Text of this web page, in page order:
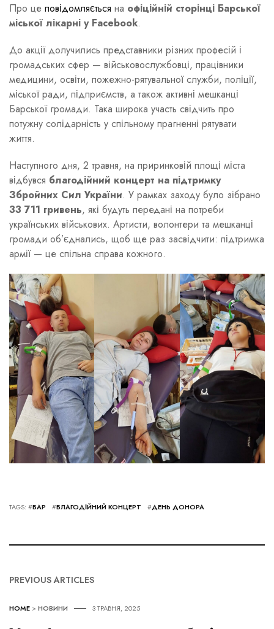
Про це повідомляється на офіційній сторінці Барської
міської лікарні у Facebook.
До акції долучились представники різних професій і
громадських сфер — військовослужбовці, працівники
медицини, освіти, пожежно-рятувальної служби, поліції,
міської ради, підприємств, а також активні мешканці
Барської громади. Така широка участь свідчить про
потужну солідарність у спільному прагненні рятувати
життя.
Наступного дня, 2 травня, на приринковій площі міста
відбувся благодійний концерт на підтримку
Збройних Сил України. У рамках заходу було зібрано
33 711 гривень, які будуть передані на потреби
українських військових. Артисти, волонтери та мешканці
громади об’єднались, щоб ще раз засвідчити: підтримка
армії — це спільна справа кожного.
TAGS: #БАР #БЛАГОДІЙНИЙ КОНЦЕРТ #ДЕНЬ ДОНОРА
PREVIOUS ARTICLES
HOME >НОВИНИ 3 ТРАВНЯ, 2025